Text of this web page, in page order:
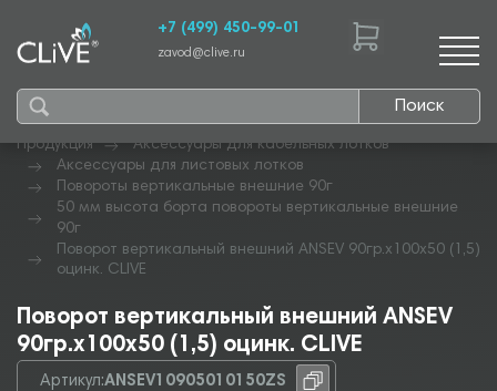
Поиск
+7 (499) 450-99-01
zavod@clive.ru
Продукция
Аксессуары для кабельных лотков
Аксессуары для листовых лотков
Повороты вертикальные внешние 90г
50 мм высота борта повороты вертикальные внешние
90г
Поворот вертикальный внешний ANSEV 90гр.х100х50 (1,5)
оцинк. CLIVE
Поворот вертикальный внешний ANSEV
90гр.х100х50 (1,5) оцинк. CLIVE
Артикул:ANSEV10905010150ZS